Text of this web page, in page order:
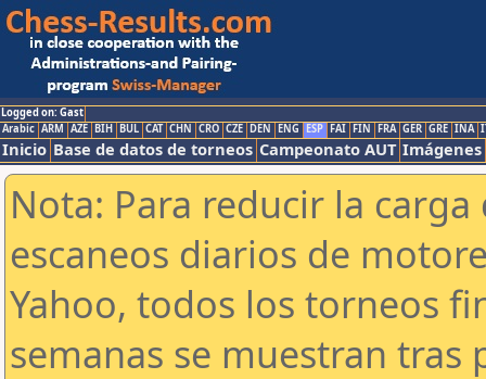
Logged on: Gast
Arabic ARM AZE BIH BUL CAT CHN CRO CZE DEN ENG ESP FAI FIN FRA GER GRE INA
Inicio Base de datos de torneos Campeonato AUT Imágenes
Nota: Para reducir la
escaneos diarios de
Yahoo, todos los torneos
semanas se muestran tras